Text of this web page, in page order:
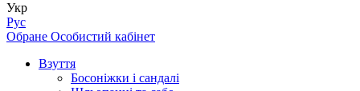
Укр
Рус
Обране Особистий кабінет
Взуття
Босоніжки і сандалі